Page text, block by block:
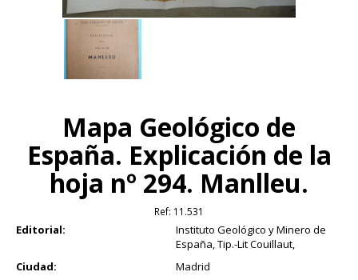
Mapa Geológico de
España. Explicación de la
hoja nº 294. Manlleu.
Ref: 11.531
Editorial:
Instituto Geológico y Minero de
España, Tip.-Lit Couillaut,
Ciudad:
Madrid